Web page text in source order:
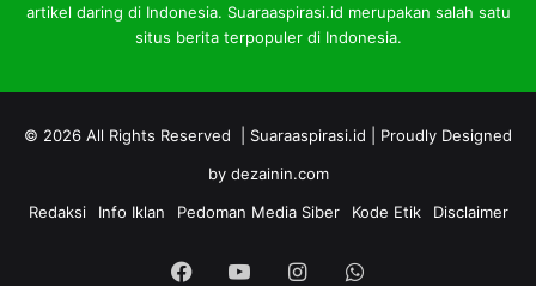
artikel daring di Indonesia. Suaraaspirasi.id merupakan salah satu
situs berita terpopuler di Indonesia.
© 2026 All Rights Reserved | Suaraaspirasi.id | Proudly Designed
by dezainin.com
Redaksi
Info Iklan Pedoman Media Siber Kode Etik Disclaimer
FacebookYouTubeInstagramWhatsApp